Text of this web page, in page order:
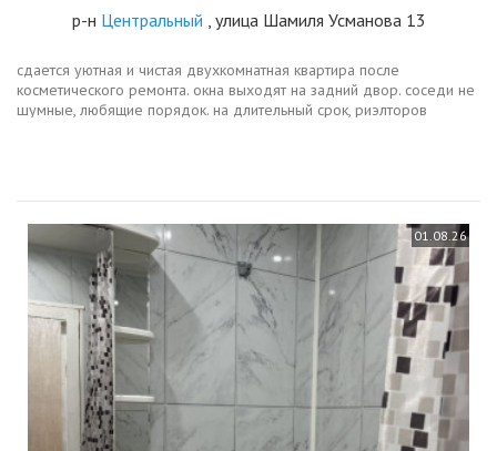
р-н Центральный , улица Шамиля Усманова 13
сдается уютная и чистая двухкомнатная квартира после
косметического ремонта. окна выходят на задний двор. соседи не
шумные, любящие порядок. на длительный срок, риэлторов
01.08.26